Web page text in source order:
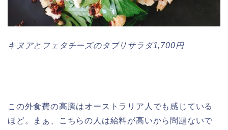
キヌアとフェタチーズのタブリサラダ1,700円
この外食費の高騰はオーストラリア人でも感じている
ほど。まぁ、こちらの人は給料が高いから問題ないで